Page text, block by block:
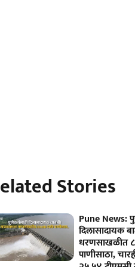
Stories
Pune News:
दिलासादायक
धरणसाखळीत
पाणीसाठा,